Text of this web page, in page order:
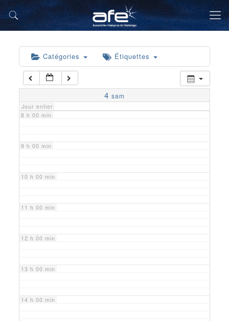
Catégories Étiquettes
4 sam
Jour entier
5 h 00 min
6 h 00 min
7 h 00 min
8 h 00 min
9 h 00 min
10 h 00 min
11 h 00 min
12 h 00 min
13 h 00 min
14 h 00 min